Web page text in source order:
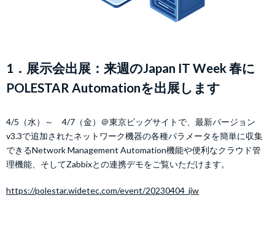
1．展示会出展：来週のJapan IT Week 春に
POLESTAR Automationを出展します
4/5（水）～ 4/7（金）＠東京ビッグサイトで、最新バージョン
v3.3で追加されたネットワーク機器の各種パラメータを簡単に収集
できるNetwork Management Automation機能や便利なクラウド管
理機能、そしてZabbixとの連携デモをご覧いただけます。
https://polestar.widetec.com/event/20230404_jiw